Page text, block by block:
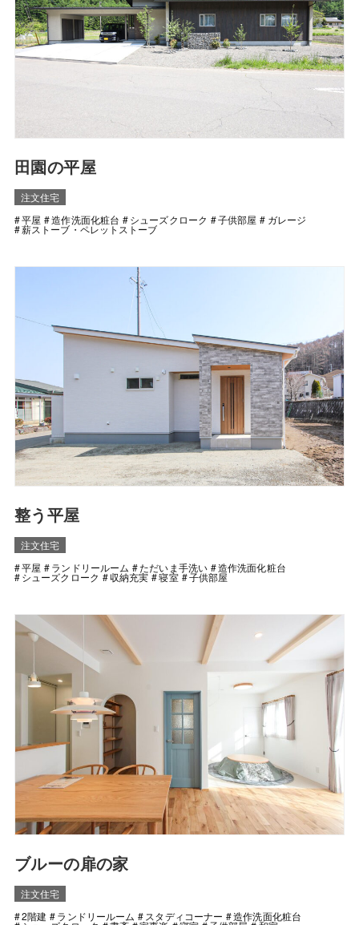
田園の平屋
注文住宅
平屋
造作洗面化粧台 シューズクローク 子供部屋 ガレージ
薪ストーブ・ペレットストーブ
整う平屋
注文住宅
平屋
ランドリールーム ただいま手洗い 造作洗面化粧台
シューズクローク 収納充実 寝室 子供部屋
ブルーの扉の家
注文住宅
2階建
ランドリールーム スタディコーナー 造作洗面化粧台